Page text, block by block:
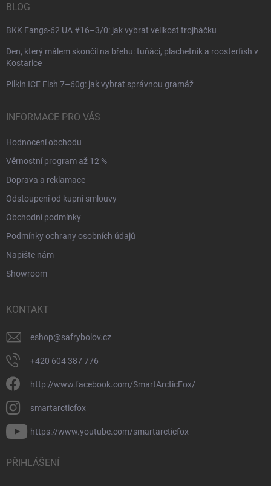
BLOG
BKK Fangs-62 UA #16–3/0: jak vybrat velikost trojháčku
Den, který málem skončil na břehu: tuňáci, plachetník a roosterfish v
Kostarice
Pilkin ICE Fish 7–60g: jak vybrat správnou gramáž
INFORMACE PRO VÁS
Hodnocení obchodu
Věrnostní program až 12 %
Doprava a reklamace
Odstoupení od kupní smlouvy
Obchodní podmínky
Podmínky ochrany osobních údajů
Napište nám
Showroom
KONTAKT
eshop@safrybolov.cz
+420 604 387 776
http://www.facebook.com/SmartArcticFox/
smartarcticfox
https://www.youtube.com/smartarcticfox
PŘIHLÁŠENÍ